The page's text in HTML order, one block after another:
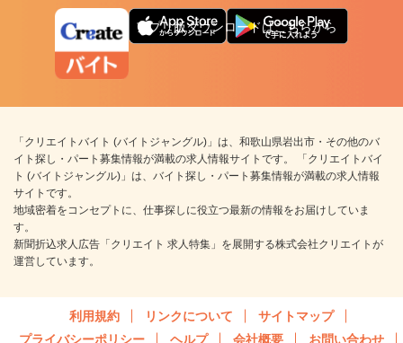
アプリ版ダウンロードはこちらから
「クリエイトバイト (バイトジャングル)」は、和歌山県岩出市・その他のバ
イト探し・パート募集情報が満載の求人情報サイトです。 「クリエイトバイ
ト (バイトジャングル)」は、バイト探し・パート募集情報が満載の求人情報
サイトです。
地域密着をコンセプトに、仕事探しに役立つ最新の情報をお届けしていま
す。
新聞折込求人広告「クリエイト 求人特集」を展開する株式会社クリエイトが
運営しています。
利用規約 リンクについて
サイトマップ
プライバシーポリシー
ヘルプ 会社概要 お問い合わせ